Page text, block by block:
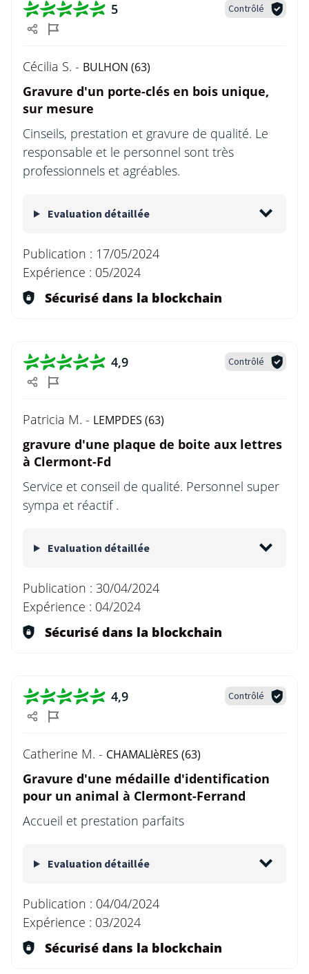
5 Contrôlé
Cécilia S. - BULHON (63)
Gravure d'un porte-clés en bois unique,
sur mesure
Cinseils, prestation et gravure de qualité. Le
responsable et le personnel sont très
professionnels et agréables.
Evaluation détaillée
Publication : 17/05/2024
Expérience : 05/2024
Sécurisé dans la blockchain
4,9 Contrôlé
Patricia M. - LEMPDES (63)
gravure d'une plaque de boite aux lettres
à Clermont-Fd
Service et conseil de qualité. Personnel super
sympa et réactif .
Evaluation détaillée
Publication : 30/04/2024
Expérience : 04/2024
Sécurisé dans la blockchain
4,9 Contrôlé
Catherine M. - CHAMALIèRES (63)
Gravure d'une médaille d'identification
pour un animal à Clermont-Ferrand
Accueil et prestation parfaits
Evaluation détaillée
Publication : 04/04/2024
Expérience : 03/2024
Sécurisé dans la blockchain